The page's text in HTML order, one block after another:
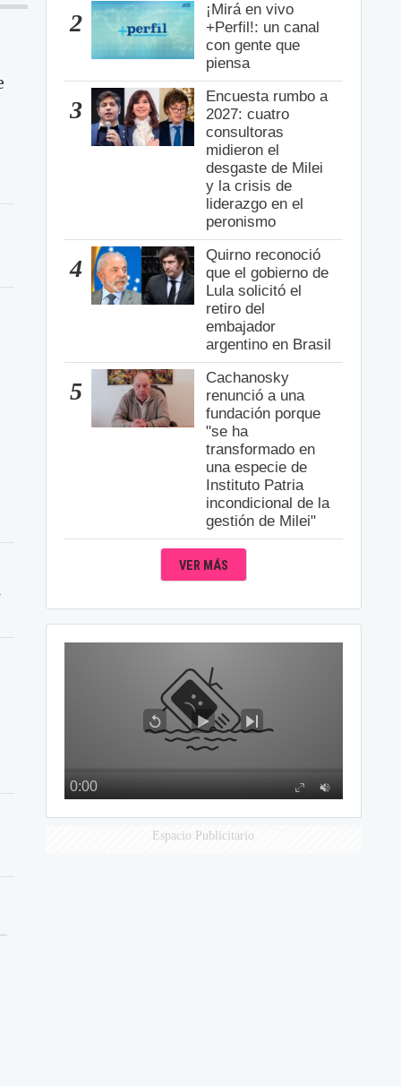
2
¡Mirá en vivo
+Perfil!: un canal
con gente que
piensa
3
Encuesta rumbo a
2027: cuatro
consultoras
midieron el
desgaste de Milei
y la crisis de
liderazgo en el
peronismo
4
Quirno reconoció
que el gobierno de
Lula solicitó el
retiro del
embajador
argentino en Brasil
5
Cachanosky
renunció a una
fundación porque
"se ha
transformado en
una especie de
Instituto Patria
incondicional de la
gestión de Milei"
VER MÁS
Espacio Publicitario